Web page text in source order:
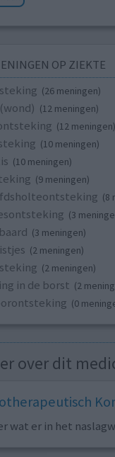
OP ZIEKTE
(26 meningen)
(12 meningen)
(12 meningen)
(10 meningen)
(10 meningen)
(9 meningen)
(8
(3
(3 meningen)
(2 meningen)
(2 meningen)
in de borst (2
(0
over dit
wat er in het